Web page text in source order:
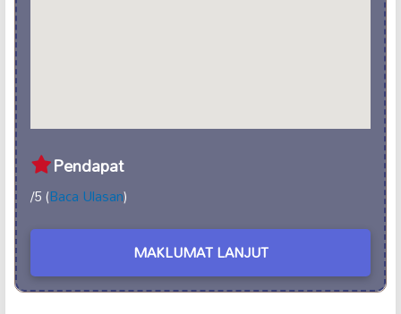
Pendapat
/5 (Baca Ulasan)
MAKLUMAT LANJUT